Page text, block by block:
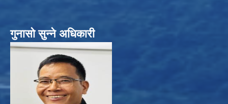
गुनासो सुन्ने अधिकारी